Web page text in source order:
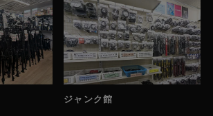
ミニジャック
ミニジャック
ジャンク館